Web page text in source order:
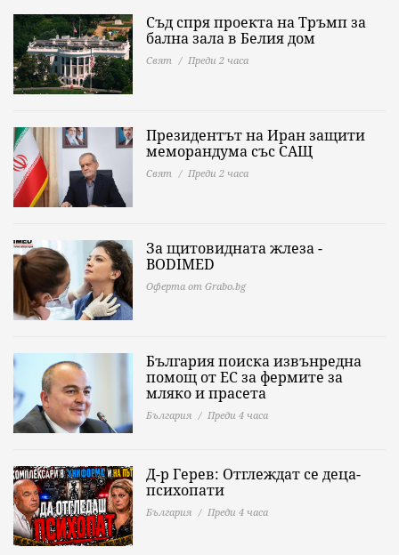
Съд спря проекта на Тръмп за
бална зала в Белия дом
Свят Преди 2 часа
Президентът на Иран защити
меморандума със САЩ
Свят Преди 2 часа
За щитовидната жлеза -
BODIMED
Оферта от Grabo.bg
България поиска извънредна
помощ от ЕС за фермите за
мляко и прасета
България Преди 4 часа
Д-р Герев: Отглеждат се деца-
психопати
България Преди 4 часа